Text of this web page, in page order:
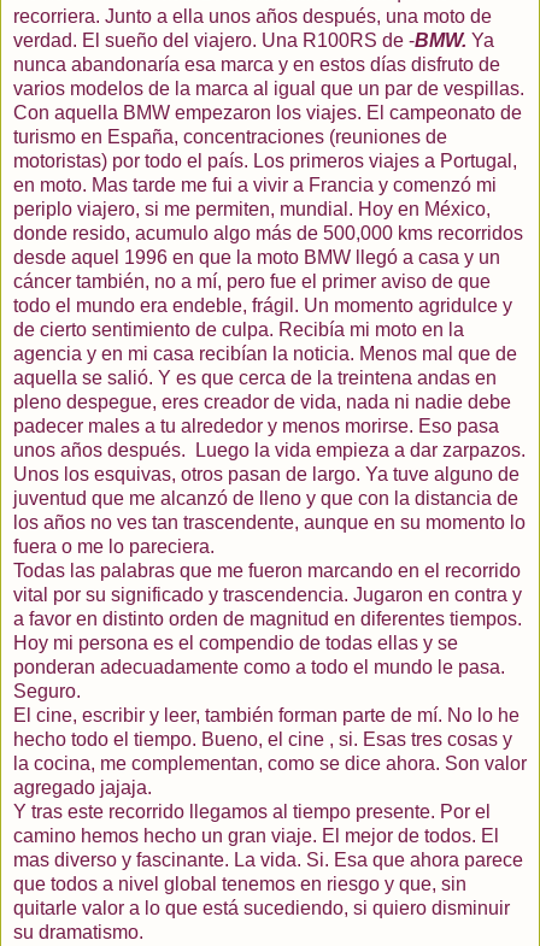
recorriera. Junto a ella unos años después, una moto de
verdad. El sueño del viajero. Una R100RS de -BMW. Ya
nunca abandonaría esa marca y en estos días disfruto de
varios modelos de la marca al igual que un par de vespillas.
Con aquella BMW empezaron los viajes. El campeonato de
turismo en España, concentraciones (reuniones de
motoristas) por todo el país. Los primeros viajes a Portugal,
en moto. Mas tarde me fui a vivir a Francia y comenzó mi
periplo viajero, si me permiten, mundial. Hoy en México,
donde resido, acumulo algo más de 500,000 kms recorridos
desde aquel 1996 en que la moto BMW llegó a casa y un
cáncer también, no a mí, pero fue el primer aviso de que
todo el mundo era endeble, frágil. Un momento agridulce y
de cierto sentimiento de culpa. Recibía mi moto en la
agencia y en mi casa recibían la noticia. Menos mal que de
aquella se salió. Y es que cerca de la treintena andas en
pleno despegue, eres creador de vida, nada ni nadie debe
padecer males a tu alrededor y menos morirse. Eso pasa
unos años después.
Luego la vida empieza a dar zarpazos.
Unos los esquivas, otros pasan de largo. Ya tuve alguno de
juventud que me alcanzó de lleno y que con la distancia de
los años no ves tan trascendente, aunque en su momento lo
fuera o me lo pareciera.
Todas las palabras que me fueron marcando en el recorrido
vital por su significado y trascendencia. Jugaron en contra y
a favor en distinto orden de magnitud en diferentes tiempos.
Hoy mi persona es el compendio de todas ellas y se
ponderan adecuadamente como a todo el mundo le pasa.
Seguro.
El cine, escribir y leer, también forman parte de mí. No lo he
hecho todo el tiempo. Bueno, el cine , si. Esas tres cosas y
la cocina, me complementan, como se dice ahora. Son valor
agregado jajaja.
Y tras este recorrido
llegamos al tiempo presente. Por el
camino hemos hecho un gran viaje. El mejor de todos. El
mas diverso y fascinante. La vida. Si. Esa que ahora parece
que todos a nivel global tenemos en riesgo y que, sin
quitarle valor a lo que está sucediendo, si quiero disminuir
su dramatismo.